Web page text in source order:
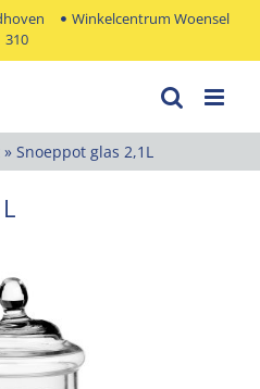
Winkelcentrum Woensel
310
» Snoeppot glas 2,1L